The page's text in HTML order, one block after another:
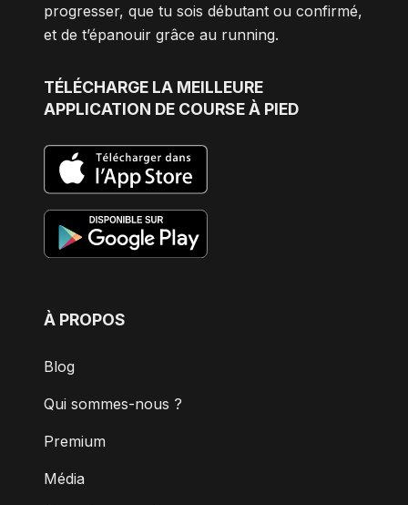
progresser, que tu sois débutant ou confirmé,
et de t’épanouir grâce au running.
TÉLÉCHARGE LA MEILLEURE
APPLICATION DE COURSE À PIED
À PROPOS
Blog
Qui sommes-nous ?
Premium
Média